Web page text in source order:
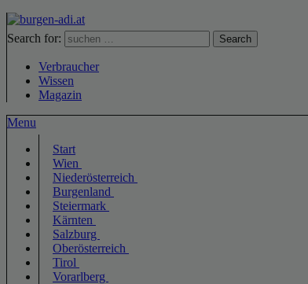
Search for: Search
Verbraucher
Wissen
Magazin
Menu
Start
Wien
Niederösterreich
Burgenland
Steiermark
Kärnten
Salzburg
Oberösterreich
Tirol
Vorarlberg